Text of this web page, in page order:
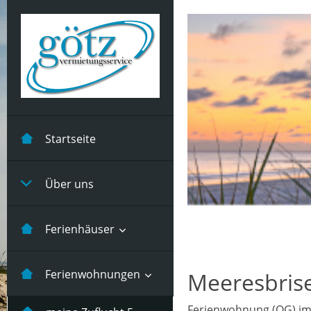
Startseite
Über uns
Ferienhäuser
Kastanienhuus -5
Pers
Ferienwohnungen